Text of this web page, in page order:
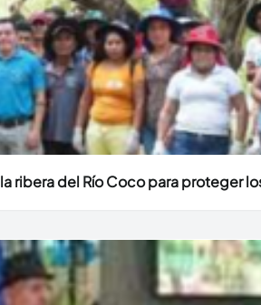
ribera del Río Coco para proteger